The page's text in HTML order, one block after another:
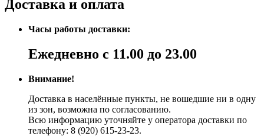
Доставка и оплата
Часы работы доставки:
Ежедневно с 11.00 до 23.00
Внимание!
Доставка в населённые пункты, не вошедшие ни в одну
из зон, возможна по согласованию.
Всю информацию уточняйте у оператора доставки по
телефону: 8 (920) 615-23-23.